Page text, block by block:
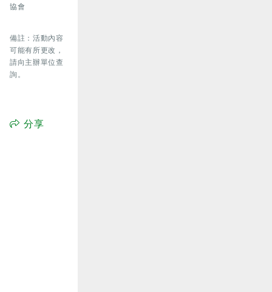
協會
備註：活動內容
可能有所更改，
請向主辦單位查
詢。
分享